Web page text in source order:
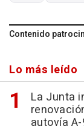
Contenido
Lo más leído
La Junta
autovía